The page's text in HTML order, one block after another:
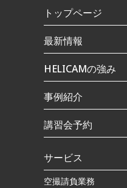
トップページ
最新情報
HELICAMの強み
事例紹介
講習会予約
サービス
空撮請負業務